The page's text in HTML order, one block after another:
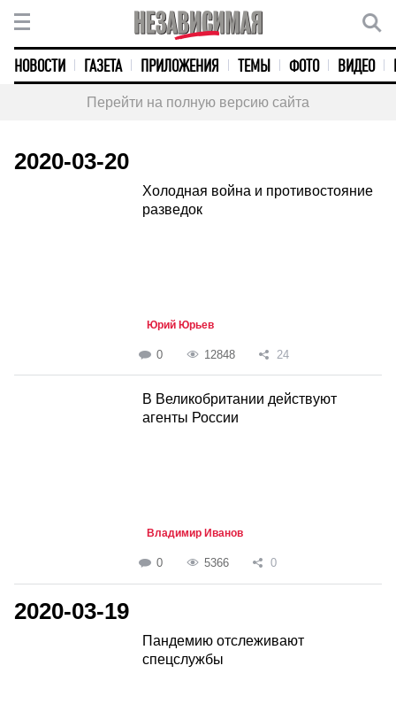
НОВОСТИ ГАЗЕТА ПРИЛОЖЕНИЯ ТЕМЫ ФОТО ВИДЕО
Перейти на полную версию сайта
2020-03-20
Холодная война и противостояние
разведок
Юрий Юрьев
0 12848 24
В Великобритании действуют
агенты России
Владимир Иванов
0 5366 0
2020-03-19
Пандемию отслеживают
спецслужбы